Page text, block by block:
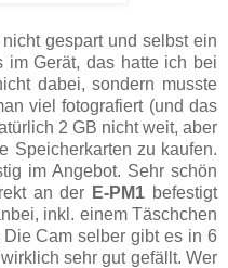
gespart und selbst ein
Gerät, das hatte ich bei
dabei, sondern musste
viel fotografiert (und das
2 GB nicht weit, aber
Speicherkarten zu kaufen.
im Angebot. Sehr schön
an der E-PM1 befestigt
inkl. einem Täschchen
Cam selber gibt es in 6
sehr gut gefällt. Wer